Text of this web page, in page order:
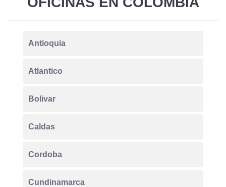
Antioquia
Atlantico
Bolivar
Caldas
Cordoba
Cundinamarca